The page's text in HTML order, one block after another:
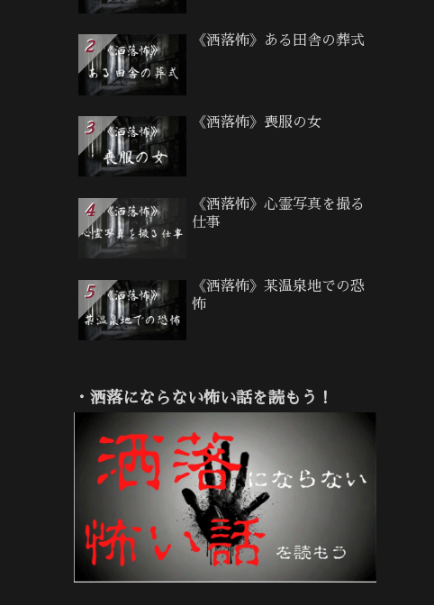
《洒落怖》ある田舎の葬式
《洒落怖》喪服の女
《洒落怖》心霊写真を撮る
仕事
《洒落怖》某温泉地での恐
怖
・洒落にならない怖い話を読もう！